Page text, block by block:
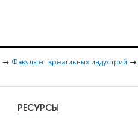
→ Факультет креативных индустрий →
РЕСУРСЫ